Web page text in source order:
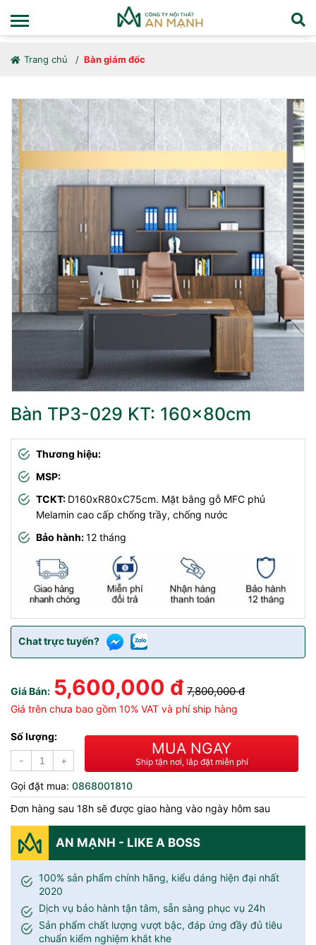
Trang chủ Bàn giám đốc
Bàn TP3-029 KT: 160x80cm
Thương hiệu:
MSP:
TCKT: D160xR80xC75cm. Mặt bằng gỗ MFC phủ
Melamin cao cấp chống trầy, chống nước
Bảo hành:12 tháng
Chat trực tuyến?
Giá Bán: 5,600,000 đ 7,800,000 đ
Giá trên chưa bao gồm 10% VAT và phí ship hàng
Số lượng:
-
+
MUA NGAY
Ship tận nơi, lắp đặt miễn phí
Gọi đặt mua: 0868001810
Đơn hàng sau 18h sẽ được giao hàng vào ngày hôm sau
AN MẠNH - LIKE A BOSS
100% sản phẩm chính hãng, kiểu dáng hiện đại nhất
2020
Dịch vụ bảo hành tận tâm, sẵn sàng phục vụ 24h
Sản phẩm chất lượng vượt bậc, đáp ứng đầy đủ tiêu
chuẩn kiểm nghiệm khắt khe